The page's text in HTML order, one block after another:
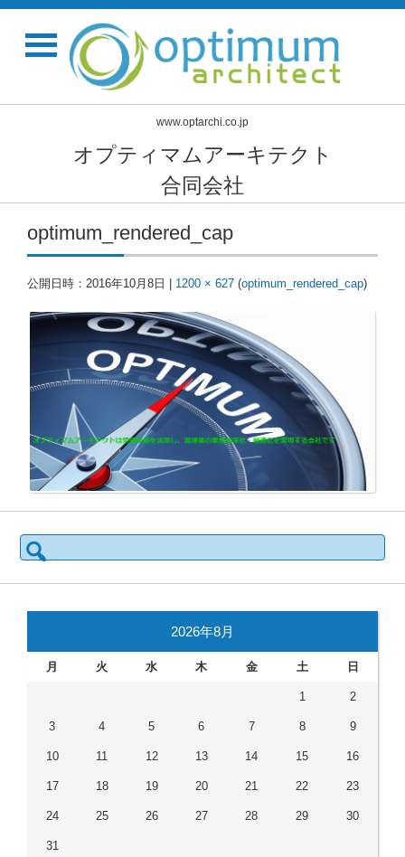
www.optarchi.co.jp
オプティマムアーキテクト
合同会社
optimum_rendered_cap
公開日時： 2016年10月8日 1200 × 627 (optimum_rendered_cap)
検
索:
2026年8月
月 火 水 木 金 土 日
1 2
3 4 5 6 7 8 9
10 11 12 13 14 15 16
17 18 19 20 21 22 23
24 25 26 27 28 29 30
31